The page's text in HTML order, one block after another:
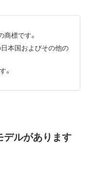
標です。
本国およびその他の
。
デルがあります